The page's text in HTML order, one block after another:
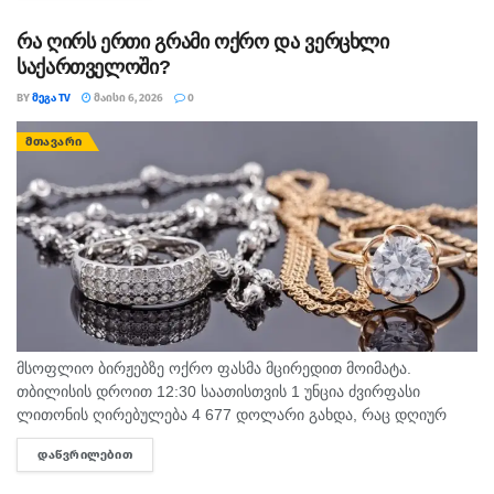
ექვემდებარება.
გისურვებთ, რომ იყოთ მუდამ ლამაზები და
ჯანმრთელები.
თეგები: დიეტა სიმსუქნე სხეული ფორმები
რა ღირს ერთი გრამი ოქრო ­და ვ­ერცხლი
საქართველოში?
BYᲛᲔᲒᲐ TV ᲛᲐᲘᲡᲘ 6, 2026 0
ᲛᲗᲐᲕᲐᲠᲘ
მსოფლიო ბირჟებზე ოქრო ფასმა მცირედით მოიმატა.
თბილისის დროით 12:30 საათისთვის 1 უნცია ძვირფასი
ლითონის ღირებულება 4 677 დოლარი გახდა, რაც დღიურ
ჭრილში ძვირფასი ლითონის ფასზე 2.65%-იან მატებას
წარმოადგენს. რაც შეეხება...
ᲓᲐᲬᲕᲠᲘᲚᲔᲑᲘᲗ